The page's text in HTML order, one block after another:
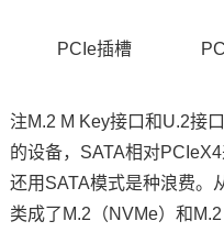
PCIe插槽
注M.2 M Key接口和U.2接
的设备，SATA相对
还用SATA模式是种浪费。
类成了M.2（NVMe）和